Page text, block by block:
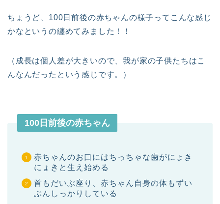
ちょうど、100日前後の赤ちゃんの様子ってこんな感じ
かなというの纏めてみました！！
（成長は個人差が大きいので、我が家の子供たちはこ
んなんだったという感じです。）
100日前後の赤ちゃん
赤ちゃんのお口にはちっちゃな歯がにょき
にょきと生え始める
首もだいぶ座り、赤ちゃん自身の体もずい
ぶんしっかりしている